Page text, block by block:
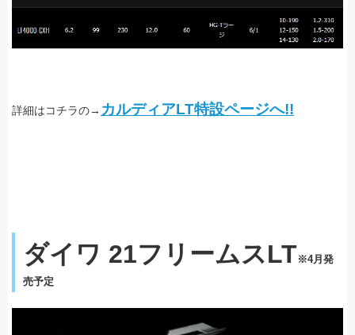
詳細はコチラの→ カルディアLT特設ページへ!!
ダイワ 21フリームスLT※4月発
売予定